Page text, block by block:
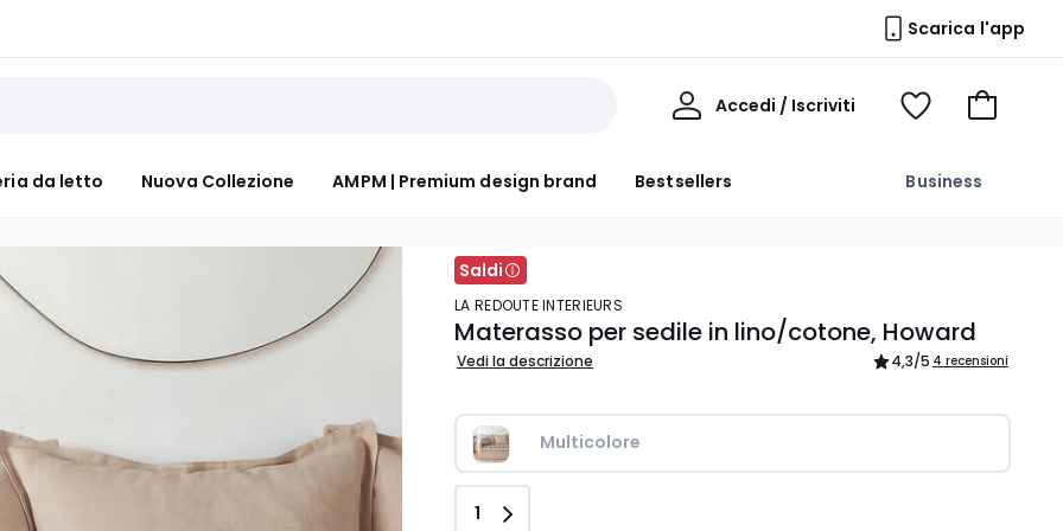
Scarica l'app
da letto Nuova Collezione AMPM | Premium design brand Bestsellers Business
Accedi / Iscriviti
Voir
Vai
Saldi
LA REDOUTE INTERIEURS
Materasso per sedile in lino/cotone, Howard
Vedi la descrizione 4,3/5 4 recensioni
Multicolore
Quantità
1